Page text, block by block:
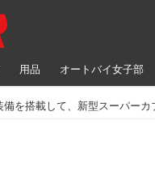
用品 オートバイ女子部